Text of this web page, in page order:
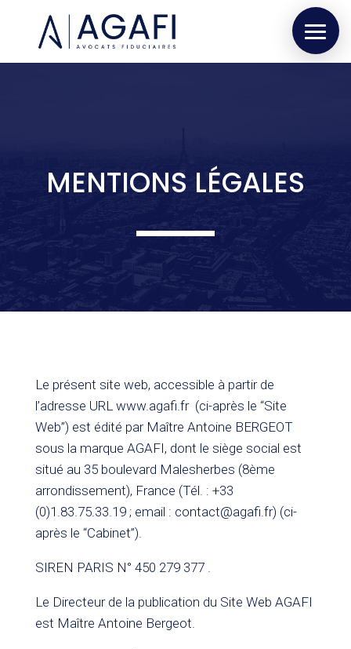
MENTIONS LÉGALES
Le présent site web, accessible à partir de
l’adresse URL www.agafi.fr (ci-après le “Site
Web”) est édité par Maître Antoine BERGEOT
sous la marque AGAFI, dont le siège social est
situé au 35 boulevard Malesherbes (8ème
arrondissement), France (Tél. : +33
(0)1.83.75.33.19 ; email : contact@agafi.fr) (ci-
après le “Cabinet”).
SIREN PARIS N° 450 279 377 .
Le Directeur de la publication du Site Web AGAFI
est Maître Antoine Bergeot.